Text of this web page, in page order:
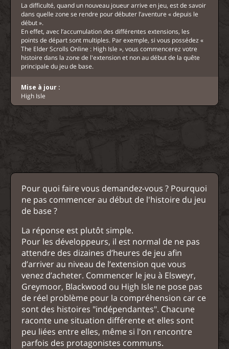
La difficulté, quand un nouveau joueur arrive en jeu, est de savoir
dans quelle zone se rendre pour débuter l’aventure « depuis le
début ».
En effet, avec l’accumulation des différentes extensions, les
points de départ sont multiples. Par exemple, si vous possédez «
The Elder Scrolls Online : High Isle », vous commencerez votre
histoire dans la zone de l'extension et non au début de la quête
principale du jeu de base.
Mise à jour :
High Isle
Pour quoi faire vous demandez-vous ? Pourquoi
ne pas commencer au début de l'histoire du jeu
de base ?
La réponse est plutôt simple.
Pour les développeurs, il est normal de ne pas
attendre des dizaines d’heures de jeu afin
d’arriver au niveau de l’extension que vous
venez d’acheter. Commencer le jeu à Elsweyr,
Greymoor, Blackwood ou High Isle ne pose pas
de réel problème pour la compréhension car ce
sont des histoires "indépendantes". Chacune
raconte une situation différente et elles sont
peu liées entre elles, même si l'on rencontre
parfois des protagonistes communs.